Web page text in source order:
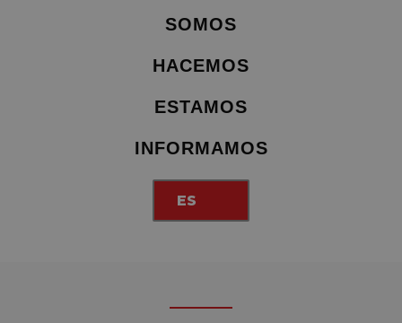
SOMOS
HACEMOS
ESTAMOS
INFORMAMOS
ES